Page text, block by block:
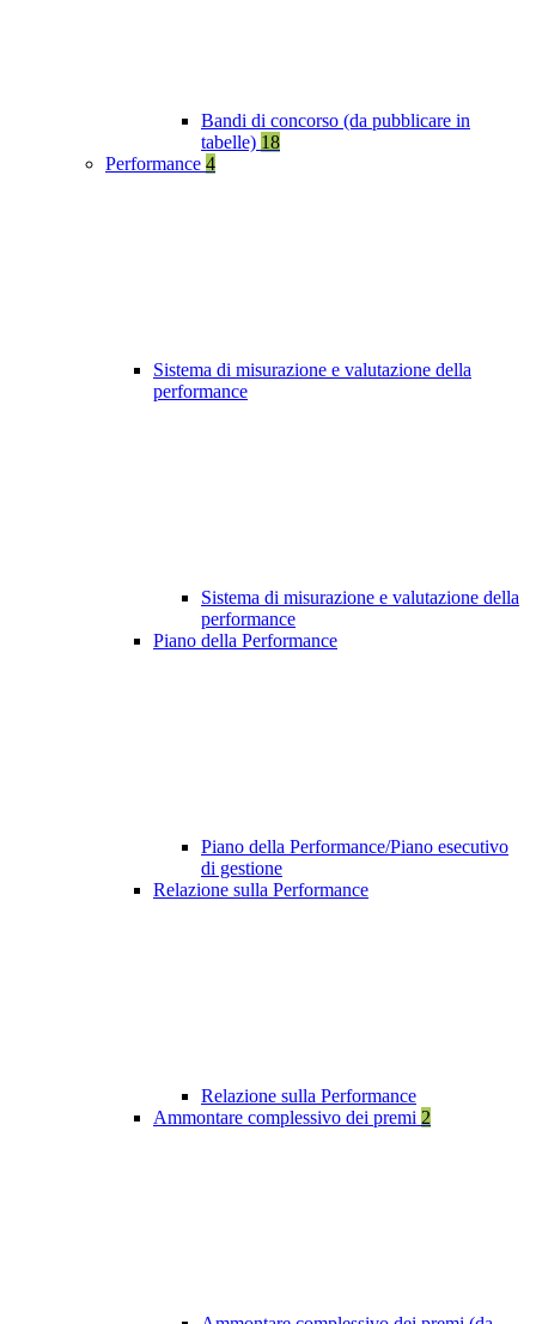
Bandi di concorso (da pubblicare in
tabelle) 18
Performance 4
Sistema di misurazione e valutazione della
performance
Sistema di misurazione e valutazione della
performance
Piano della Performance
Piano della Performance/Piano esecutivo
di gestione
Relazione sulla Performance
Relazione sulla Performance
Ammontare complessivo dei premi 2